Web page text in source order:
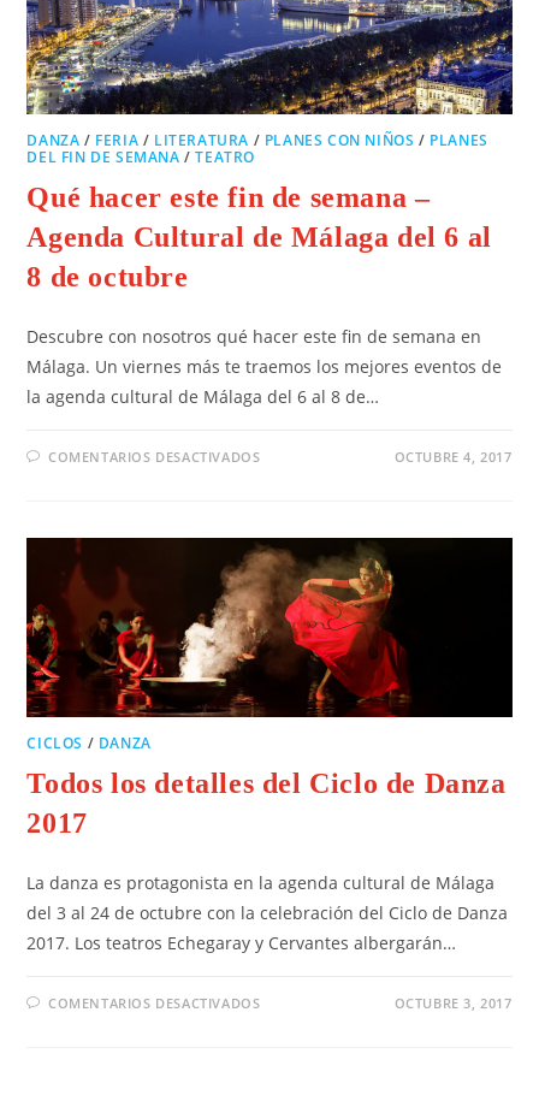
DANZA / FERIA / LITERATURA / PLANES CON NIÑOS / PLANES
DEL FIN DE SEMANA /TEATRO
Qué hacer este fin de semana –
Agenda Cultural de Málaga del 6 al
8 de octubre
Descubre con nosotros qué hacer este fin de semana en
Málaga. Un viernes más te traemos los mejores eventos de
la agenda cultural de Málaga del 6 al 8 de…
COMENTARIOS DESACTIVADOS OCTUBRE 4, 2017
CICLOS / DANZA
Todos los detalles del Ciclo de Danza
2017
La danza es protagonista en la agenda cultural de Málaga
del 3 al 24 de octubre con la celebración del Ciclo de Danza
2017. Los teatros Echegaray y Cervantes albergarán…
COMENTARIOS DESACTIVADOS OCTUBRE 3, 2017